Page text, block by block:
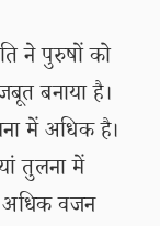
ने पुरुषों को
बनाया है।
में अधिक है।
तुलना में
अधिक वजन